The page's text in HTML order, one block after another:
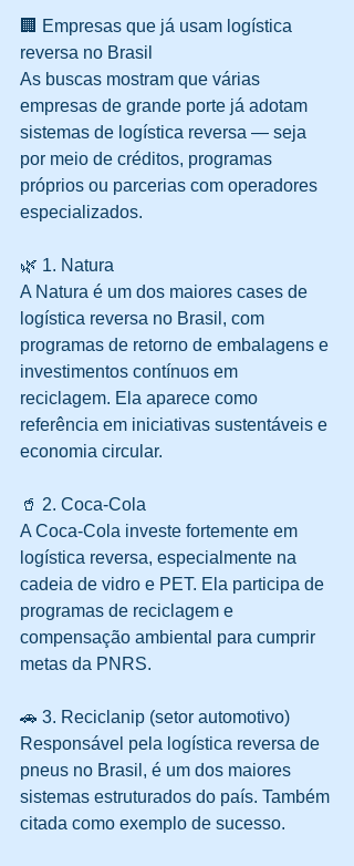
🏢 Empresas que já usam logística
reversa no Brasil
As buscas mostram que várias
empresas de grande porte já adotam
sistemas de logística reversa — seja
por meio de créditos, programas
próprios ou parcerias com operadores
especializados.
🌿 1. Natura
A Natura é um dos maiores cases de
logística reversa no Brasil, com
programas de retorno de embalagens e
investimentos contínuos em
reciclagem. Ela aparece como
referência em iniciativas sustentáveis e
economia circular.
🥤 2. Coca-Cola
A Coca-Cola investe fortemente em
logística reversa, especialmente na
cadeia de vidro e PET. Ela participa de
programas de reciclagem e
compensação ambiental para cumprir
metas da PNRS.
🚗 3. Reciclanip (setor automotivo)
Responsável pela logística reversa de
pneus no Brasil, é um dos maiores
sistemas estruturados do país. Também
citada como exemplo de sucesso.